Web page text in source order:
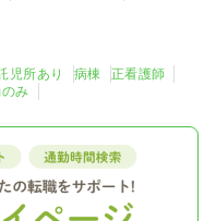
児所あり 病棟
正看護師
み